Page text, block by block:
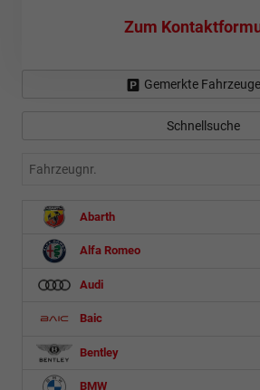
Zum
Gemerkte
Schnellsuche
Fahrzeugnr.
Abarth
Alfa Romeo
Audi
Baic
Bentley
BMW